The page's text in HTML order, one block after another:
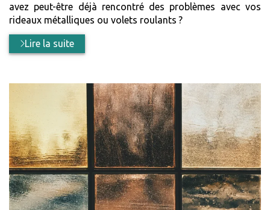
avez peut-être déjà rencontré des problèmes avec vos
rideaux métalliques ou volets roulants ?
Lire la suite